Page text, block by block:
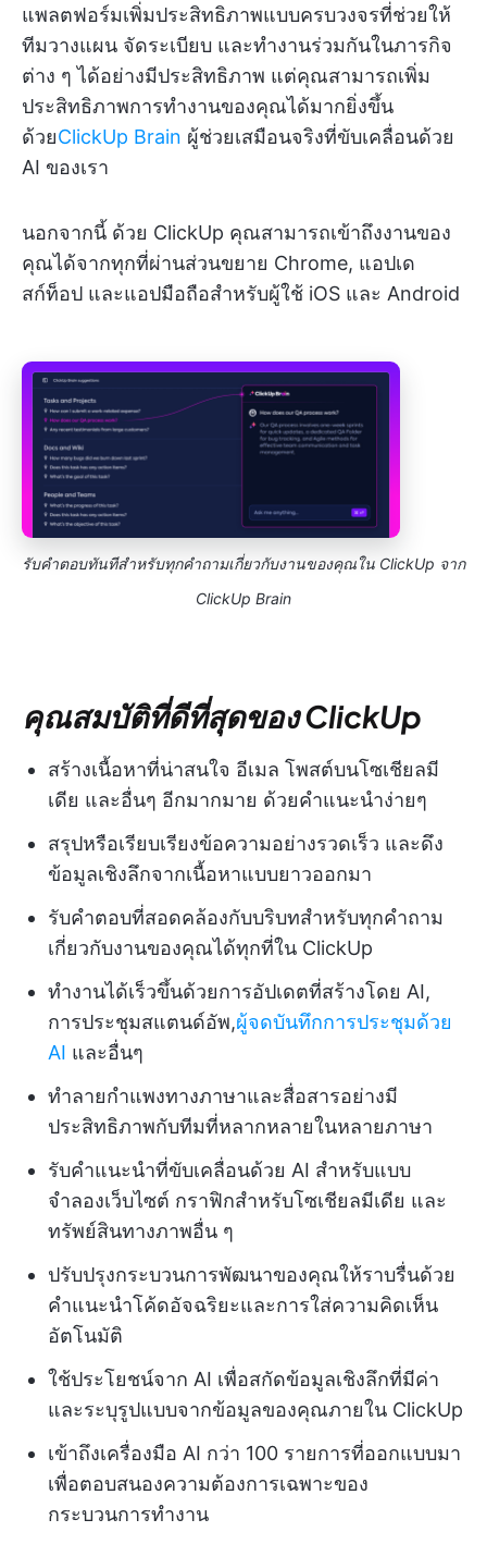
แพลตฟอร์มเพิ่มประสิทธิภาพแบบครบวงจรที่ช่วยให้
ทีมวางแผน จัดระเบียบ และทำงานร่วมกันในภารกิจ
ต่าง ๆ ได้อย่างมีประสิทธิภาพ แต่คุณสามารถเพิ่ม
ประสิทธิภาพการทำงานของคุณได้มากยิ่งขึ้น
ด้วยClickUp Brain ผู้ช่วยเสมือนจริงที่ขับเคลื่อนด้วย
AI ของเรา
นอกจากนี้ ด้วย ClickUp คุณสามารถเข้าถึงงานของ
คุณได้จากทุกที่ผ่านส่วนขยาย Chrome, แอปเด
สก์ท็อป และแอปมือถือสำหรับผู้ใช้ iOS และ Android
รับคำตอบทันทีสำหรับทุกคำถามเกี่ยวกับงานของคุณใน ClickUp จาก
ClickUp Brain
คุณสมบัติที่ดีที่สุดของ ClickUp
สร้างเนื้อหาที่น่าสนใจ อีเมล โพสต์บนโซเชียลมี
เดีย และอื่นๆ อีกมากมาย ด้วยคำแนะนำง่ายๆ
สรุปหรือเรียบเรียงข้อความอย่างรวดเร็ว และดึง
ข้อมูลเชิงลึกจากเนื้อหาแบบยาวออกมา
รับคำตอบที่สอดคล้องกับบริบทสำหรับทุกคำถาม
เกี่ยวกับงานของคุณได้ทุกที่ใน ClickUp
ทำงานได้เร็วขึ้นด้วยการอัปเดตที่สร้างโดย AI,
การประชุมสแตนด์อัพ,ผู้จดบันทึกการประชุมด้วย
AI และอื่นๆ
ทำลายกำแพงทางภาษาและสื่อสารอย่างมี
ประสิทธิภาพกับทีมที่หลากหลายในหลายภาษา
รับคำแนะนำที่ขับเคลื่อนด้วย AI สำหรับแบบ
จำลองเว็บไซต์ กราฟิกสำหรับโซเชียลมีเดีย และ
ทรัพย์สินทางภาพอื่น ๆ
ปรับปรุงกระบวนการพัฒนาของคุณให้ราบรื่นด้วย
คำแนะนำโค้ดอัจฉริยะและการใส่ความคิดเห็น
อัตโนมัติ
ใช้ประโยชน์จาก AI เพื่อสกัดข้อมูลเชิงลึกที่มีค่า
และระบุรูปแบบจากข้อมูลของคุณภายใน ClickUp
เข้าถึงเครื่องมือ AI กว่า 100 รายการที่ออกแบบมา
เพื่อตอบสนองความต้องการเฉพาะของ
กระบวนการทำงาน